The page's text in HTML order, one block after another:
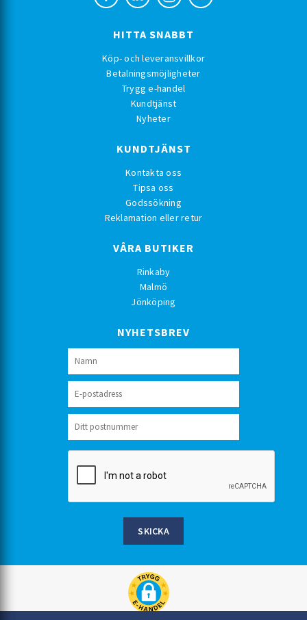
HITTA SNABBT
Köp- och leveransvillkor
Betalningsmöjligheter
Trygg e-handel
Kundtjänst
Nyheter
KUNDTJÄNST
Kontakta oss
Tipsa oss
Godssökning
Reklamation eller retur
VÅRA BUTIKER
Rinkaby
Malmö
Jönköping
NYHETSBREV
SKICKA